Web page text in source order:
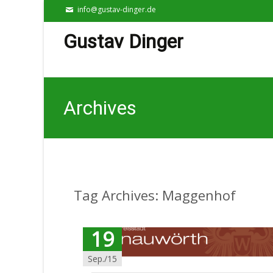
info@gustav-dinger.de
Gustav Dinger
Archives
Tag Archives: Maggenhof
19
Sep./15